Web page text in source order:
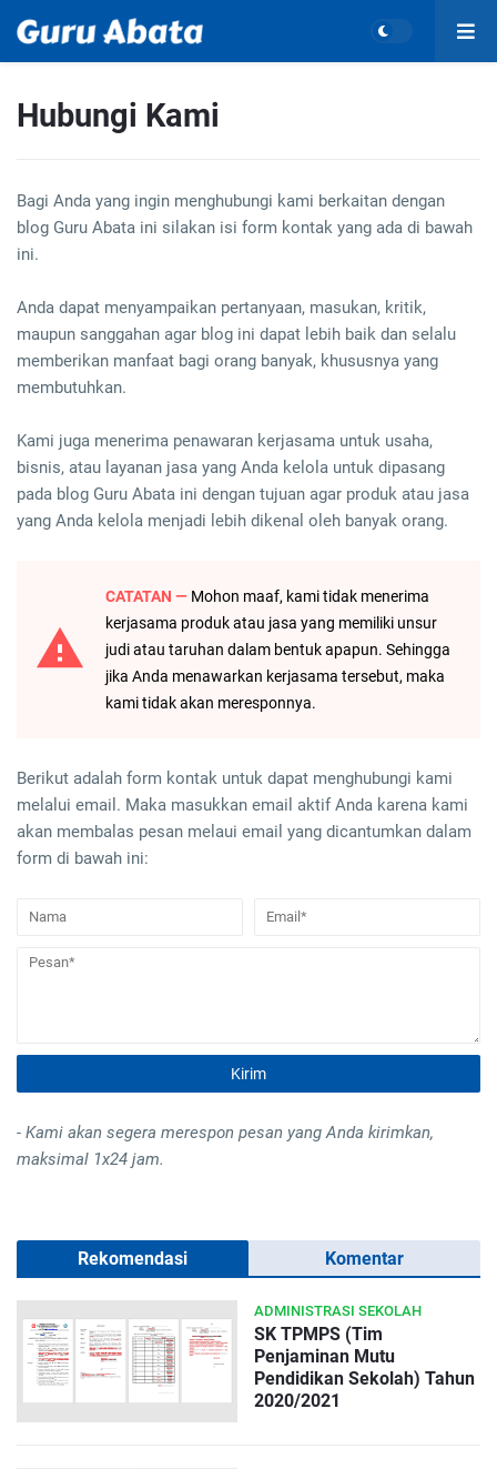
Hubungi Kami
Bagi Anda yang ingin menghubungi kami berkaitan dengan
blog Guru Abata ini silakan isi form kontak yang ada di bawah
ini.
Anda dapat menyampaikan pertanyaan, masukan, kritik,
maupun sanggahan agar blog ini dapat lebih baik dan selalu
memberikan manfaat bagi orang banyak, khususnya yang
membutuhkan.
Kami juga menerima penawaran kerjasama untuk usaha,
bisnis, atau layanan jasa yang Anda kelola untuk dipasang
pada blog Guru Abata ini dengan tujuan agar produk atau jasa
yang Anda kelola menjadi lebih dikenal oleh banyak orang.
CATATAN — Mohon maaf, kami tidak menerima
kerjasama produk atau jasa yang memiliki unsur
judi atau taruhan dalam bentuk apapun. Sehingga
jika Anda menawarkan kerjasama tersebut, maka
kami tidak akan meresponnya.
Berikut adalah form kontak untuk dapat menghubungi kami
melalui email. Maka masukkan email aktif Anda karena kami
akan membalas pesan melaui email yang dicantumkan dalam
form di bawah ini:
- Kami akan segera merespon pesan yang Anda kirimkan,
maksimal 1x24 jam.
Rekomendasi Komentar
ADMINISTRASI SEKOLAH
SK TPMPS (Tim
Penjaminan Mutu
Pendidikan Sekolah) Tahun
2020/2021